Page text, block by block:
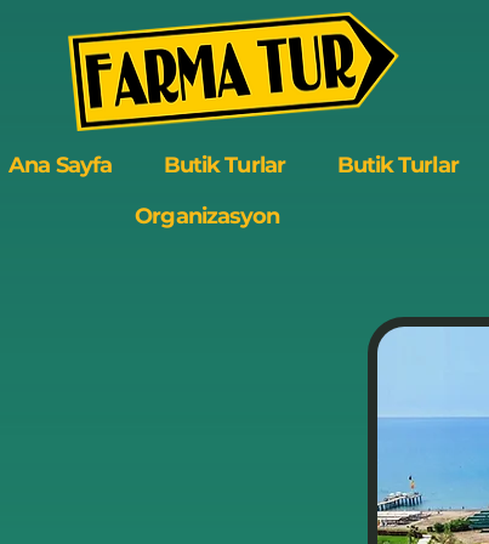
Ana Sayfa Butik Turlar Butik Turlar
Organizasyon